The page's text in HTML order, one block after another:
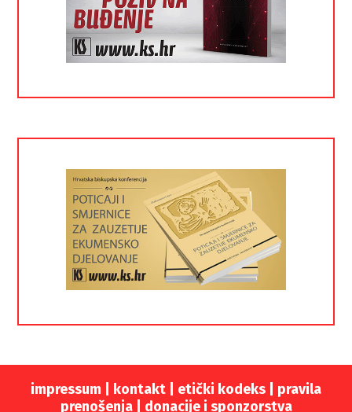
impressum kontakt etički kodeks | pravila
prenošenja | donacije i sponzorstva